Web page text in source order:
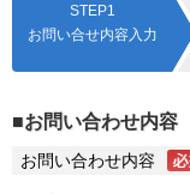
STEP1
お問い合せ内容入力
■お問い合わせ内容
お問い合わせ内容